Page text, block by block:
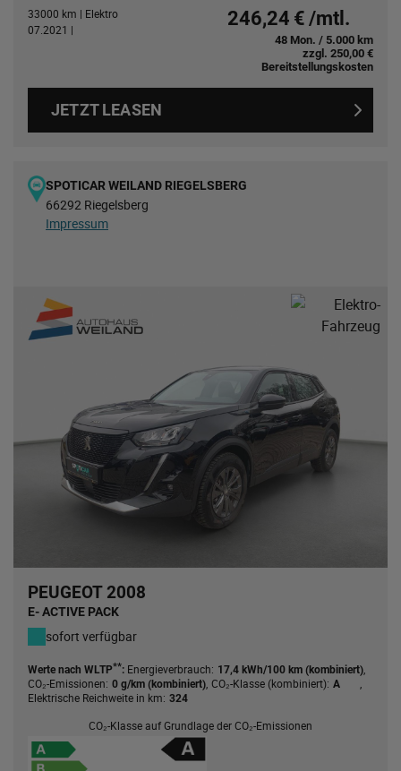
33000 km | Elektro
07.2021 |
246,24 € /mtl.
48 Mon. / 5.000 km
zzgl. 250,00 €
Bereitstellungskosten
JETZT LEASEN
SPOTICAR WEILAND RIEGELSBERG
66292 Riegelsberg
Impressum
PEUGEOT 2008
E- ACTIVE PACK
sofort verfügbar
Werte nach WLTP**: Energieverbrauch: 17,4 kWh/100 km (kombiniert)
CO₂-Emissionen: 0 g/km (kombiniert) CO₂-Klasse (kombiniert): A
Elektrische Reichweite in km: 324
CO₂-Klasse auf Grundlage der CO₂-Emissionen